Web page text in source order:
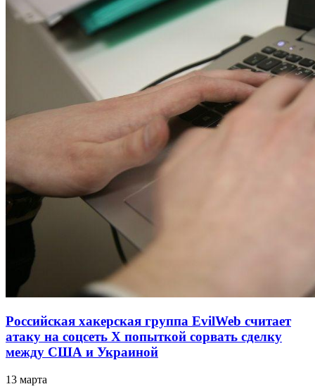
Российская хакерская группа EvilWeb считает
атаку на соцсеть Х попыткой сорвать сделку
между США и Украиной
13 марта